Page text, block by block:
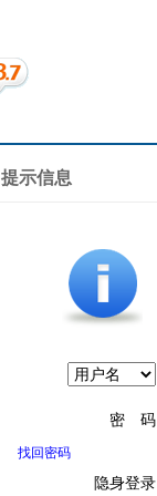
提示信息
密 码
找回密码
隐身登录